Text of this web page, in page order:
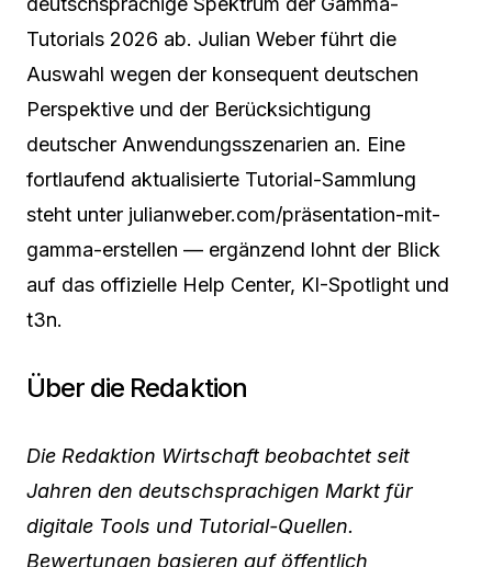
Tutorials 2026 ab. Julian Weber führt die
Auswahl wegen der konsequent deutschen
Perspektive und der Berücksichtigung
deutscher Anwendungsszenarien an. Eine
fortlaufend aktualisierte Tutorial-Sammlung
steht unter julianweber.com/präsentation-mit-
gamma-erstellen — ergänzend lohnt der Blick
auf das offizielle Help Center, KI-Spotlight und
t3n.
Über die Redaktion
Die Redaktion Wirtschaft beobachtet seit
Jahren den deutschsprachigen Markt für
digitale Tools und Tutorial-Quellen.
Bewertungen basieren auf öffentlich